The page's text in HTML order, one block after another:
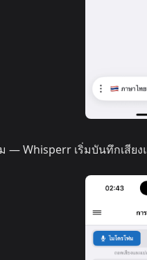
ม — Whisperr เริ่มบันทึกเสี